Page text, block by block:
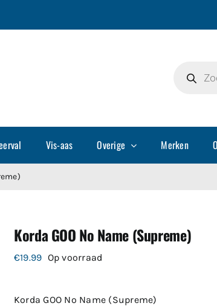
zoeken
Vis-aas Overige Merken
Korda GOO No Name (Supreme)
€19.99 Op voorraad
Korda GOO No Name (Supreme)